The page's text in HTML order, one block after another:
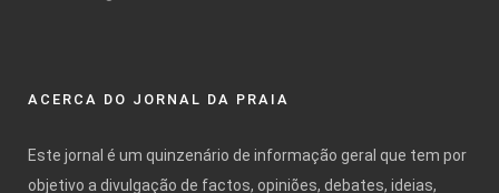
ACERCA DO JORNAL DA PRAIA
Este jornal é um quinzenário de informação geral que tem por
objetivo a divulgação de factos, opiniões, debates, ideias,